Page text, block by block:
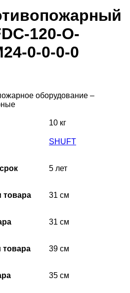
120-O-
0-0-0-0
оборудование –
10 кг
SHUFT
5 лет
товара 31 см
31 см
товара 39 см
35 см